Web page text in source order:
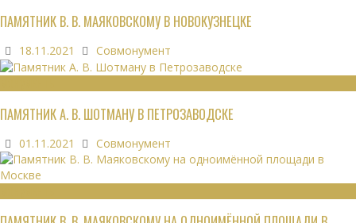
ПАМЯТНИК В. В. МАЯКОВСКОМУ В НОВОКУЗНЕЦКЕ
18.11.2021 Совмонумент
ПАМЯТНИК А. В. ШОТМАНУ В ПЕТРОЗАВОДСКЕ
01.11.2021 Совмонумент